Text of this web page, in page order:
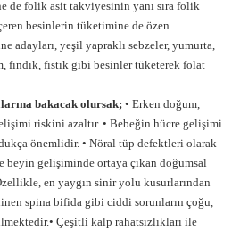
de folik asit takviyesinin yanı sıra folik
besinlerin tüketimine de özen
adayları, yeşil yapraklı sebzeler, yumurta,
fındık, fıstık gibi besinler tüketerek folat
bakacak olursak; • Erken doğum,
riskini azaltır. • Bebeğin hücre gelişimi
önemlidir. • Nöral tüp defektleri olarak
gelişiminde ortaya çıkan doğumsal
en yaygın sinir yolu kusurlarından
spina bifida gibi ciddi sorunların çoğu,
Çeşitli kalp rahatsızlıkları ile